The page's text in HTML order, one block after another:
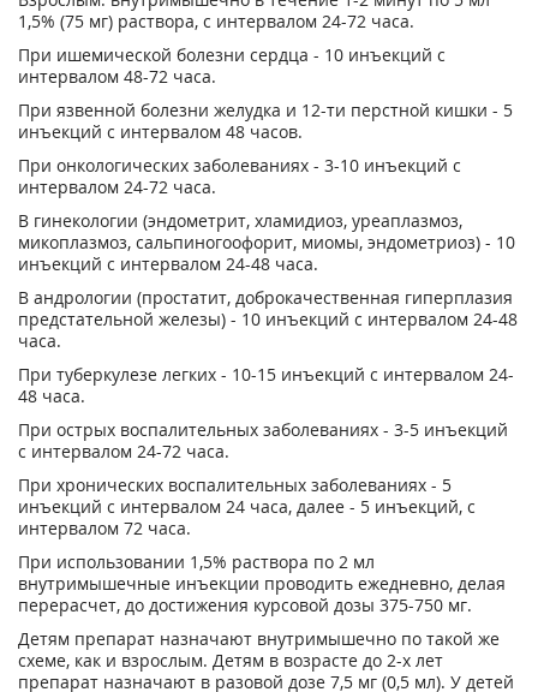
1,5% (75 мг) раствора, с интервалом 24-72 часа.
При ишемической болезни сердца - 10 инъекций с
интервалом 48-72 часа.
При язвенной болезни желудка и 12-ти перстной кишки - 5
инъекций с интервалом 48 часов.
При онкологических заболеваниях - 3-10 инъекций с
интервалом 24-72 часа.
В гинекологии (эндометрит, хламидиоз, уреаплазмоз,
микоплазмоз, сальпиногоофорит, миомы, эндометриоз) - 10
инъекций с интервалом 24-48 часа.
В андрологии (простатит, доброкачественная гиперплазия
предстательной железы) - 10 инъекций с интервалом 24-48
часа.
При туберкулезе легких - 10-15 инъекций с интервалом 24-
48 часа.
При острых воспалительных заболеваниях - 3-5 инъекций
с интервалом 24-72 часа.
При хронических воспалительных заболеваниях - 5
инъекций с интервалом 24 часа, далее - 5 инъекций, с
интервалом 72 часа.
При использовании 1,5% раствора по 2 мл
внутримышечные инъекции проводить ежедневно, делая
перерасчет, до достижения курсовой дозы 375-750 мг.
Детям препарат назначают внутримышечно по такой же
схеме, как и взрослым. Детям в возрасте до 2-х лет
препарат назначают в разовой дозе 7,5 мг (0,5 мл). У детей